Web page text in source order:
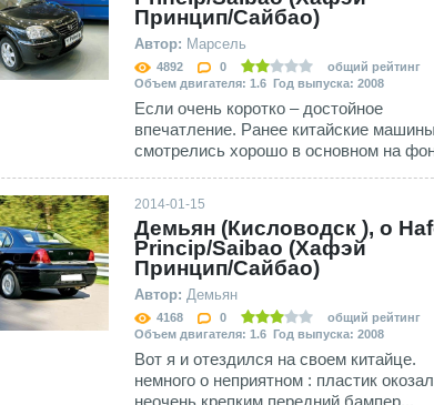
Принцип/Сайбао)
Автор: Марсель
4892 0
общий рейтинг
Объем двигателя: 1.6 Год выпуска: 2008
Если очень коротко – достойное
впечатление. Ранее китайские
смотрелись хорошо в основном на
2014-01-15
Демьян (Кисловодск ), о
Princip/Saibao (Хафэй
Принцип/Сайбао)
Автор: Демьян
4168 0
общий рейтинг
Объем двигателя: 1.6 Год выпуска: 2008
Вот я и отездился на своем китайце.
немного о неприятном : пластик
неочень крепким передний бампер...